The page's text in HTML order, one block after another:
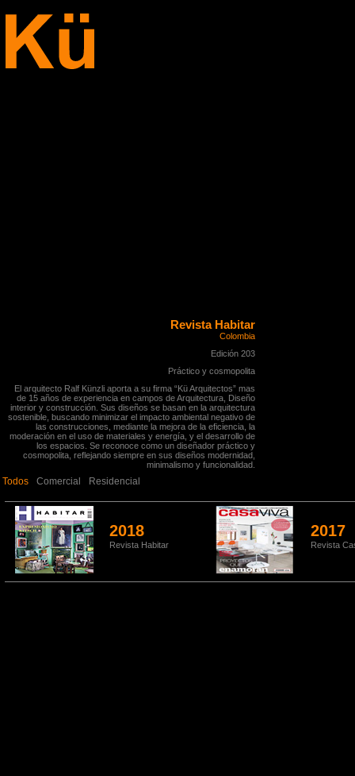
Revista Habitar
Colombia
Edición 203
Práctico y cosmopolita
El arquitecto Ralf Künzli aporta a su firma “Kü Arquitectos” mas
de 15 años de experiencia en campos de Arquitectura, Diseño
interior y construcción. Sus diseños se basan en la arquitectura
sostenible, buscando minimizar el impacto ambiental negativo de
las construcciones, mediante la mejora de la eficiencia, la
moderación en el uso de materiales y energía, y el desarrollo de
los espacios. Se reconoce como un diseñador práctico y
cosmopolita, reflejando siempre en sus diseños modernidad,
minimalismo y funcionalidad.
Todos Comercial Residencial
2018
Revista Habitar
2017
Revista